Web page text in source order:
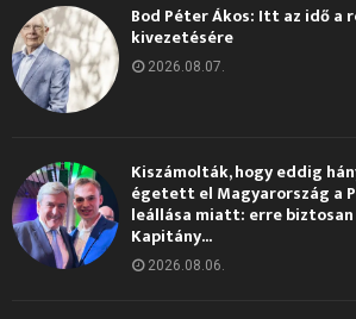
Bod Péter Ákos: Itt az idő a
kivezetésére
2026.08.07.
Kiszámolták, hogy eddig
égetett el Magyarország a
leállása miatt: erre biztosan
Kapitány...
2026.08.06.